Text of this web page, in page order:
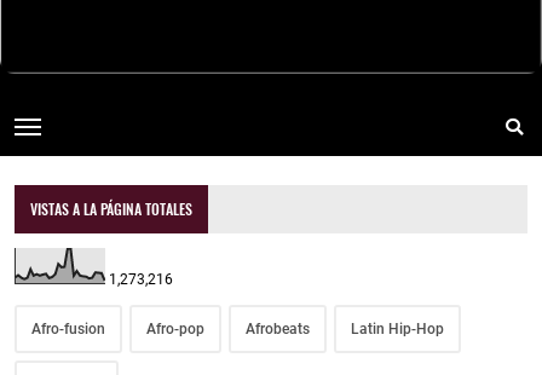
VISTAS A LA PÁGINA TOTALES
1,273,216
Afro-fusion Afro-pop Afrobeats Latin Hip-Hop